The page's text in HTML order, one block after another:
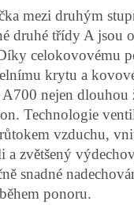
mezi druhým
druhé třídy A jsou
celokovovému
krytu a
nejen dlouhou
Technologie
vzduchu,
a zvětšený
snadné
ponoru.